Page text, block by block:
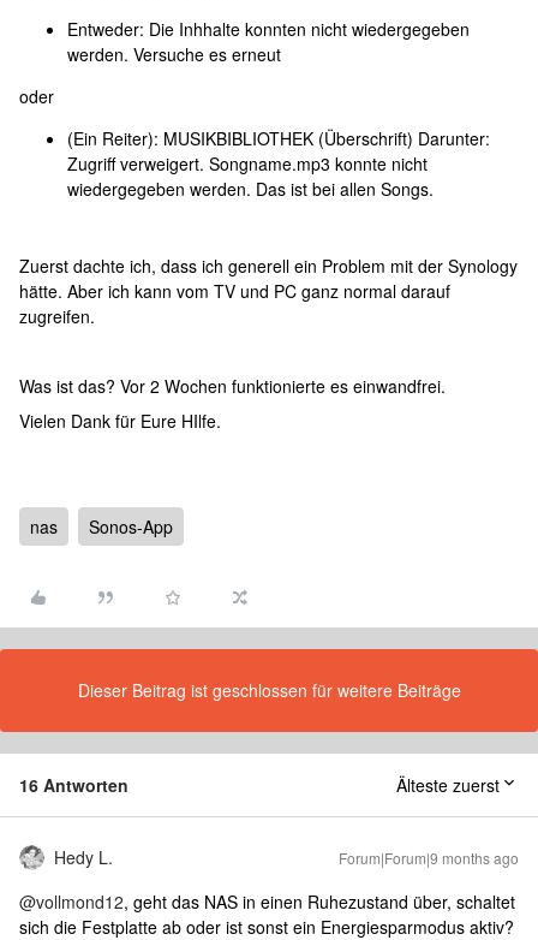
Entweder: Die Inhhalte konnten nicht wiedergegeben
werden. Versuche es erneut
oder
(Ein Reiter): MUSIKBIBLIOTHEK (Überschrift) Darunter:
Zugriff verweigert. Songname.mp3 konnte nicht
wiedergegeben werden. Das ist bei allen Songs.
Zuerst dachte ich, dass ich generell ein Problem mit der Synology
hätte. Aber ich kann vom TV und PC ganz normal darauf
zugreifen.
Was ist das? Vor 2 Wochen funktionierte es einwandfrei.
Vielen Dank für Eure HIlfe.
nas Sonos-App
Dieser Beitrag ist geschlossen für weitere Beiträge
16 Antworten Älteste zuerst
Hedy L. Forum|Forum|9 months ago
@vollmond12, geht das NAS in einen Ruhezustand über, schaltet
sich die Festplatte ab oder ist sonst ein Energiesparmodus aktiv?